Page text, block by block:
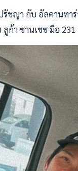
รัชญา กับ อัลคานทาร่
ลูก้า ซานเชซ มือ 231